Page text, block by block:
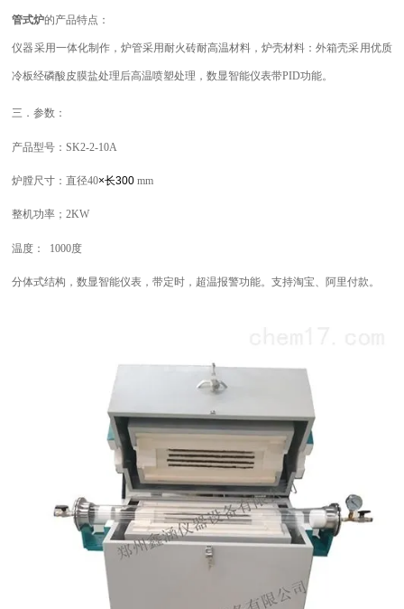
管式炉的产品特点：
仪器采用一体化制作， 炉管采用耐火砖耐高温材料，炉壳材料：外箱壳采用优质
冷板经磷酸皮膜盐处理后高温喷塑处理，数显智能仪表带PID功能。
三．参数：
产品型号：SK2-2-10A
炉膛尺寸：直径40×长300 mm
整机功率；2KW
温度： 1000度
分体式结构，数显智能仪表，带定时，超温报警功能。支持淘宝、阿里付款。